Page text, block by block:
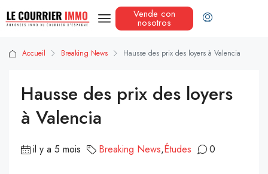
Vende con
nosotros
Accueil Breaking News Hausse des prix des loyers à Valencia
Hausse des prix des loyers
à Valencia
il y a 5 mois Breaking News,Études 0